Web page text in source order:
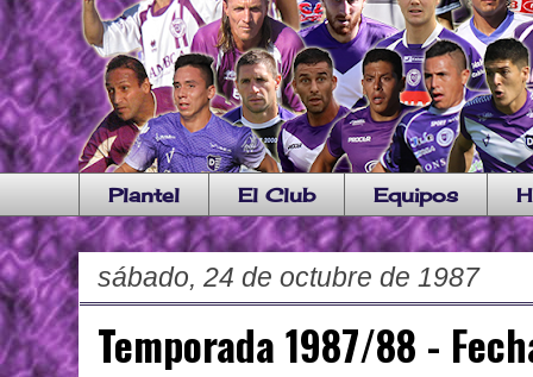
Plantel El Club Equipos
sábado, 24 de octubre de 1987
Temporada 1987/88 -